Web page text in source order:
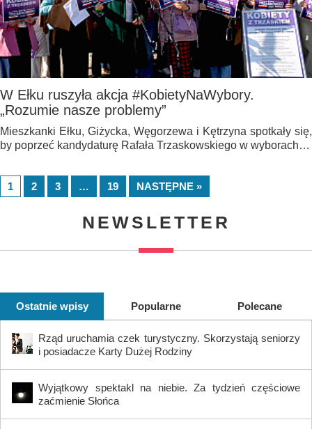
W Ełku ruszyła akcja #KobietyNaWybory.
„Rozumie nasze problemy”
Mieszkanki Ełku, Giżycka, Węgorzewa i Kętrzyna spotkały się,
by poprzeć kandydaturę Rafała Trzaskowskiego w wyborach…
1 2 3 … 19 NASTĘPNE »
NEWSLETTER
Ostatnie wpisy Popularne Polecane
Rząd uruchamia czek turystyczny. Skorzystają seniorzy
i posiadacze Karty Dużej Rodziny
Wyjątkowy spektakl na niebie. Za tydzień częściowe
zaćmienie Słońca